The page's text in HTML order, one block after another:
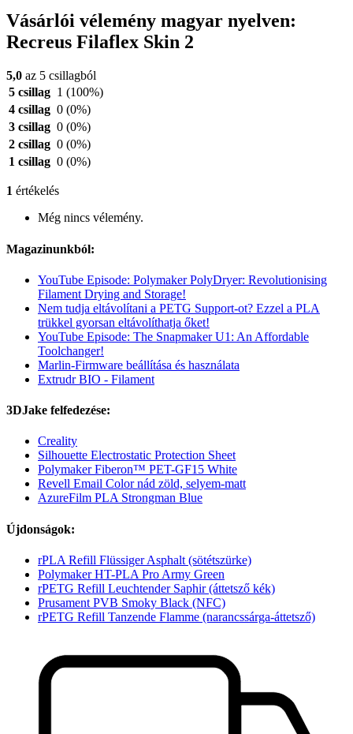
Vásárlói vélemény magyar nyelven:
Recreus Filaflex Skin 2
5,0 az 5 csillagból
5 csillag 1 (100%)
4 csillag 0 (0%)
3 csillag 0 (0%)
2 csillag 0 (0%)
1 csillag 0 (0%)
1 értékelés
Még nincs vélemény.
Magazinunkból:
YouTube Episode: Polymaker PolyDryer: Revolutionising
Filament Drying and Storage!
Nem tudja eltávolítani a PETG Support-ot? Ezzel a PLA
trükkel gyorsan eltávolíthatja őket!
YouTube Episode: The Snapmaker U1: An Affordable
Toolchanger!
Marlin-Firmware beállítása és használata
Extrudr BIO - Filament
3DJake felfedezése:
Creality
Silhouette Electrostatic Protection Sheet
Polymaker Fiberon™ PET-GF15 White
Revell Email Color nád zöld, selyem-matt
AzureFilm PLA Strongman Blue
Újdonságok:
rPLA Refill Flüssiger Asphalt (sötétszürke)
Polymaker HT-PLA Pro Army Green
rPETG Refill Leuchtender Saphir (áttetsző kék)
Prusament PVB Smoky Black (NFC)
rPETG Refill Tanzende Flamme (narancssárga-áttetsző)